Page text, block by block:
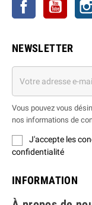
NEWSLETTER
Vous pouvez vous
nos informations de
J'accepte les
confidentialité
INFORMATION